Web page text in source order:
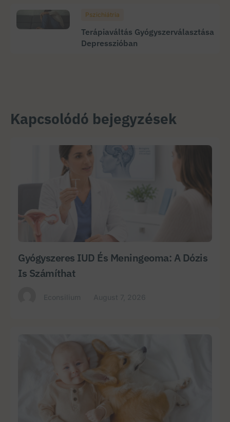
Pszichiátria
Terápiaváltás Gyógyszerválasztása
Depresszióban
Kapcsolódó bejegyzések
Gyógyszeres IUD És Meningeoma: A Dózis
Is Számíthat